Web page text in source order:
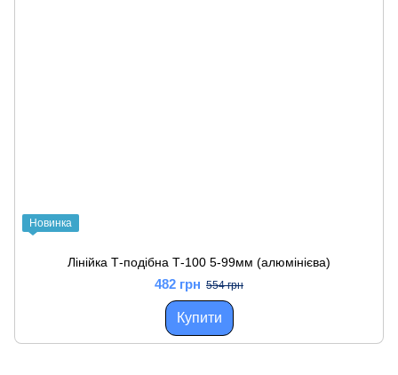
Новинка
Лінійка Т-подібна Т-100 5-99мм (алюмінієва)
482 грн 554 грн
Купити